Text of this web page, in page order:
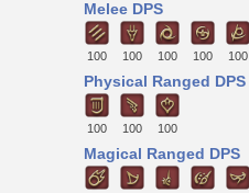
Melee DPS
100 100 100 100 100
Physical Ranged DPS
100 100 100
Magical Ranged DPS